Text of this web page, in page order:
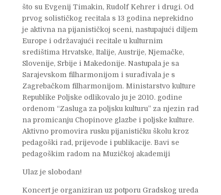
što su Evgenij Timakin, Rudolf Kehrer i drugi. Od
prvog solističkog recitala s 13 godina neprekidno
je aktivna na pijanističkoj sceni, nastupajući diljem
Europe i održavajući recitale u kulturnim
središtima Hrvatske, Italije, Austrije, Njemačke,
Slovenije, Srbije i Makedonije. Nastupala je sa
Sarajevskom filharmonijom i surađivala je s
Zagrebačkom filharmonijom. Ministarstvo kulture
Republike Poljske odlikovalo ju je 2010. godine
ordenom “Zasluga za poljsku kulturu” za njezin rad
na promicanju Chopinove glazbe i poljske kulture.
Aktivno promovira rusku pijanističku školu kroz
pedagoški rad, prijevode i publikacije. Bavi se
pedagoškim radom na Muzičkoj akademiji
Ulaz je slobodan!
Koncert je organiziran uz potporu Gradskog ureda